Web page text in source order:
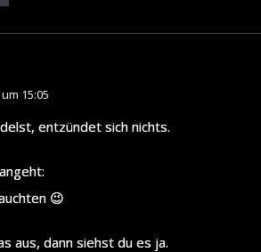
15:05
entzündet sich nichts.
😉
aus, dann siehst du es ja.